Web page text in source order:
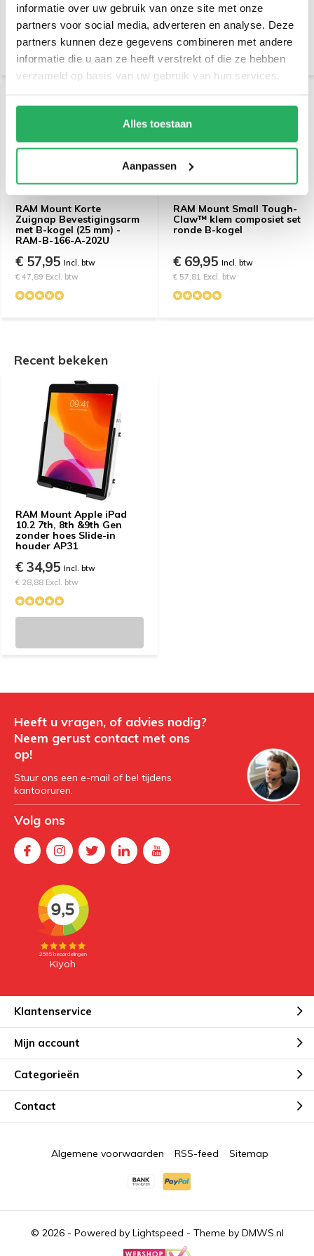
informatie over uw gebruik van onze site met onze
partners voor social media, adverteren en analyse. Deze
partners kunnen deze gegevens combineren met andere
informatie die u aan ze heeft verstrekt of die ze hebben
verzameld op basis van uw gebruik van hun services.
Alles toestaan
Aanpassen
€ 13,95 € 56,95
Incl. btw
RAM Mount Korte
Zuignap Bevestigingsarm
met B-kogel (25 mm) -
RAM-B-166-A-202U
€ 57,95 Incl. btw
€ 47,89 Excl. btw
RAM Mount Small Tough-
Claw™ klem composiet set
ronde B-kogel
€ 69,95 Incl. btw
€ 57,81 Excl. btw
Recent bekeken
RAM Mount Apple iPad
10.2 7th, 8th &9th Gen
zonder hoes Slide-in
houder AP31
€ 34,95 Incl. btw
€ 28,88 Excl. btw
Heeft u vragen, of advies nodig?
Neem gerust contact met ons
op!
Stuur ons een e-mail of bel tijdens
kantooruren.
Volg ons
Klantenservice
Mijn account
Categorieën
Contact
© 2026 - Powered by Lightspeed - Theme by DMWS.nl
Algemene voorwaarden RSS-feed Sitemap